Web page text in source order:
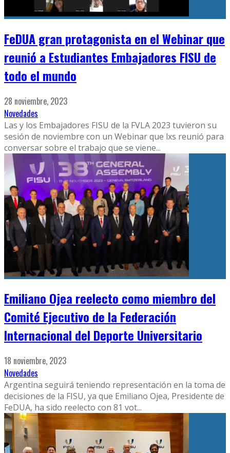
FeDUA gran protagonista en el Webinar que
reunió a Estudiantes Embajadores FISU de
todo el mundo
28 noviembre, 2023
Novedades
Las y los Embajadores FISU de la FVLA 2023 tuvieron su
sesión de noviembre con un Webinar que lxs reunió para
conversar sobre el trabajo que se viene...
Emiliano Ojea reelecto como miembro del
Comité Ejecutivo de la Federación
Internacional del Deporte Universitario
18 noviembre, 2023
Novedades
Argentina seguirá teniendo representación en la toma de
decisiones de la FISU, ya que Emiliano Ojea, Presidente de
FeDUA, ha sido reelecto con 81 vot...